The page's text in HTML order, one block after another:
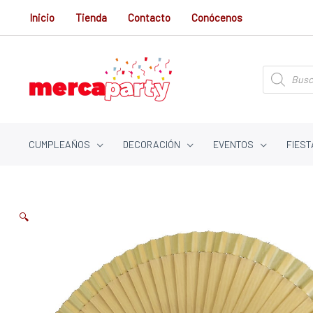
Inicio Tienda Contacto Conócenos
Búsqueda
de
productos
CUMPLEAÑOS DECORACIÓN EVENTOS
🔍